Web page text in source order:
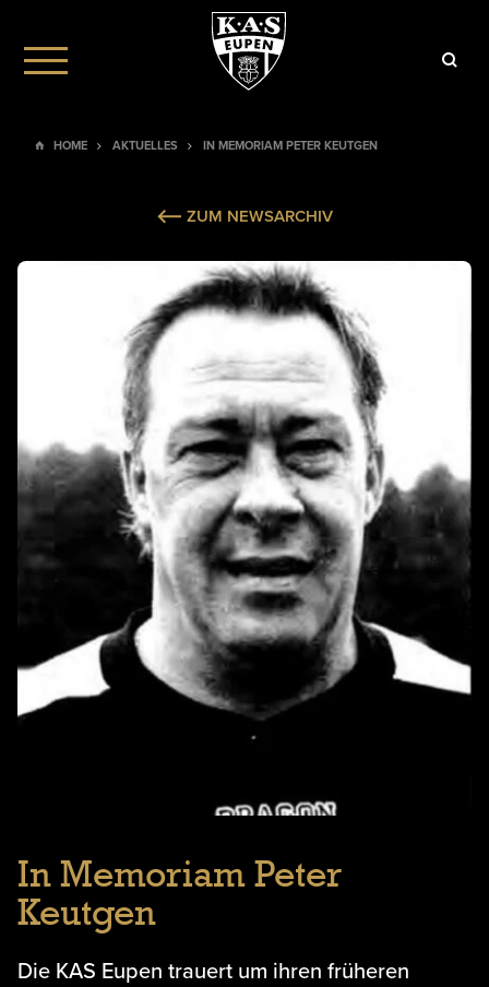
HOME AKTUELLES IN MEMORIAM PETER KEUTGEN
ZUM NEWSARCHIV
In Memoriam Peter
Keutgen
Die KAS Eupen trauert um ihren früheren